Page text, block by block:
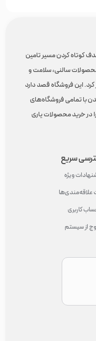
کوتاه کردن مسیر تامین
سالنی، سلامت و
این فروشگاه قصد دارد
با تمامی فروشگاه‌های
در خرید محصولات یاری
سریع
ویژه
علاقه‌مندی‌ها
کاربری
از سیستم